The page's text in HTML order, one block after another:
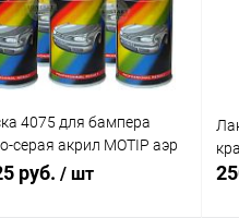
В наличии
4075 для бампера
серая акрил MOTIP аэр
руб. / шт